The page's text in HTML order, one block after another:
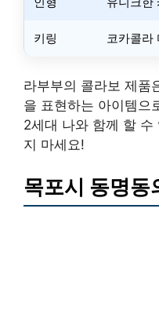
키링 코카콜라
라부부의 콜라보 제품
을 표현하는 아이템으
2세대 나와 함께 할 수
지 마세요!
목포시 동명동